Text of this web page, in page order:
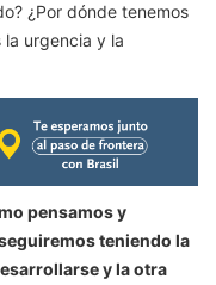
¿Por dónde tenemos
la urgencia y la
pensamos y
teniendo la
y la otra